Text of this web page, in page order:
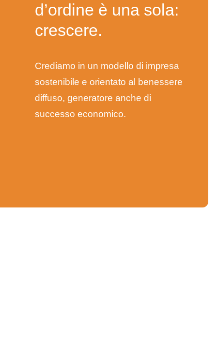
d’ordine è una sola:
crescere.
Crediamo in un modello di impresa
sostenibile e orientato al benessere
diffuso, generatore anche di
successo economico.